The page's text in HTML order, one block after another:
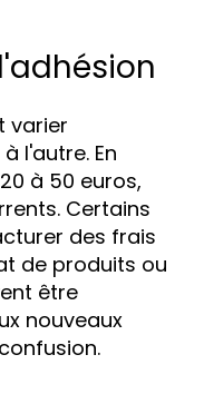
varier
l'autre. En
à 50 euros,
Certains
des frais
de produits ou
être
nouveaux